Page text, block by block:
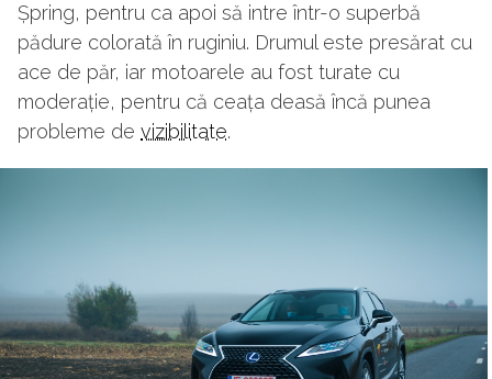
Șpring, pentru ca apoi să intre într-o superbă
pădure colorată în ruginiu. Drumul este presărat cu
ace de păr, iar motoarele au fost turate cu
moderație, pentru că ceața deasă încă punea
probleme de vizibilitate.